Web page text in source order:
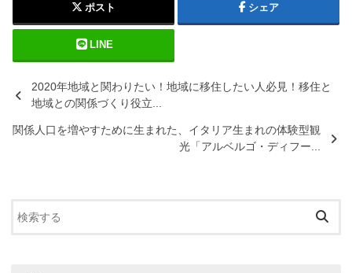
ポスト シェア
LINE
2020年地域と関わりたい！地域に移住したい人必見！移住と
地域との関係づくり役立...
関係人口を増やすために生まれた、イタリア生まれの体験型観
光「アルベルゴ・ディフー...